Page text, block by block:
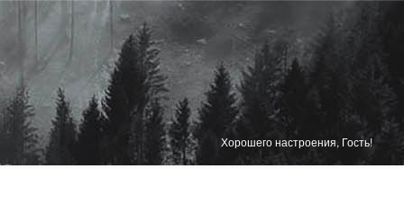
Хорошего настроения, Гость!